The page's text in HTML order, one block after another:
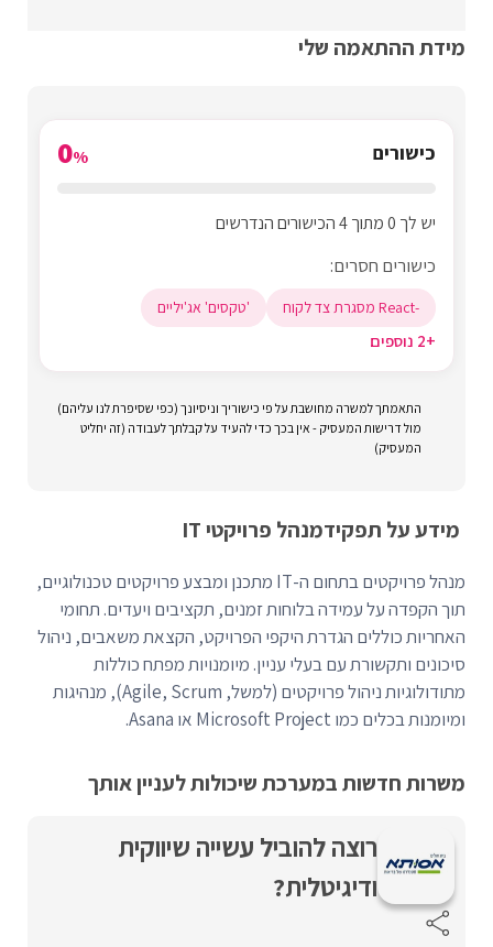
מידת ההתאמה שלי
כישורים 0%
יש לך 0 מתוך 4 הכישורים הנדרשים
כישורים חסרים:
-React מסגרת צד לקוח 'טקסים' אג'יליים
+2 נוספים
התאמתך למשרה מחושבת על פי כישוריך וניסיונך (כפי שסיפרת לנו עליהם)
מול דרישות המעסיק - אין בכך כדי להעיד על קבלתך לעבודה (זה יחליט
המעסיק)
מידע על תפקידמנהל פרויקטי IT
מנהל פרויקטים בתחום ה-IT מתכנן ומבצע פרויקטים טכנולוגיים,
תוך הקפדה על עמידה בלוחות זמנים, תקציבים ויעדים. תחומי
האחריות כוללים הגדרת היקפי הפרויקט, הקצאת משאבים, ניהול
סיכונים ותקשורת עם בעלי עניין. מיומנויות מפתח כוללות
מתודולוגיות ניהול פרויקטים (למשל, Agile, Scrum), מנהיגות
ומיומנות בכלים כמו Microsoft Project או Asana.
משרות חדשות במערכת שיכולות לעניין אותך
רוצה להוביל עשייה שיווקית
ודיגיטלית?